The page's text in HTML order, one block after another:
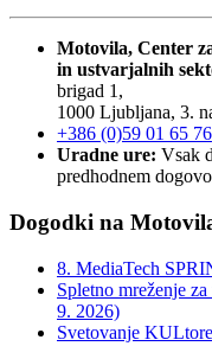
Motovila, Center
in ustvarjalnih
brigad 1,
1000 Ljubljana, 3.
+386 (0)59 01 65 76
Uradne ure: Vsak
predhodnem
Dogodki na
8. MediaTech
Spletno mreženje
9. 2026)
Svetovanje